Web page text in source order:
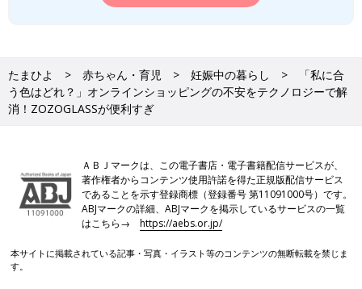
たまひよ 赤ちゃん・育児 妊娠中の暮らし
「私に合
う色はどれ？」オンラインショッピングの不安をテクノロジーで解
消！ZOZOGLASSが便利すぎ
ＡＢＪマークは、この電子書店・電子書籍配信サービスが、
著作権者からコンテンツ使用許諾を得た正規版配信サービス
であることを示す登録商標（登録番号 第11091000号）です。
ABJマークの詳細、ABJマークを掲示しているサービスの一覧
はこちら→https://aebs.or.jp/
本サイトに掲載されている記事・写真・イラスト等のコンテンツの無断転載を禁じま
す。